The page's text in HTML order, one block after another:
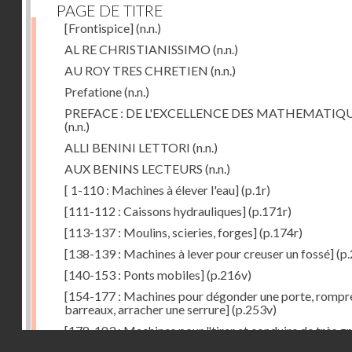
PAGE DE TITRE
[Frontispice](n.n.)
AL RE CHRISTIANISSIMO (n.n.)
AU ROY TRES CHRETIEN (n.n.)
Prefatione(n.n.)
PREFACE : DE L'EXCELLENCE DES
(n.n.)
ALLI BENINI LETTORI (n.n.)
AUX BENINS LECTEURS (n.n.)
[ 1-110 : Machines à élever l'eau](p.1r)
[111-112 : Caissons hydrauliques](p.171r)
[113-137 : Moulins, scieries, forges](p.174r)
[138-139 : Machines à lever pour creuser un fossé]
[140-153 : Ponts mobiles](p.216v)
[154-177 : Machines pour dégonder une porte,
barreaux, arracher une serrure](p.253v)
[178-183 : Machines pour "tirer et conduire de très